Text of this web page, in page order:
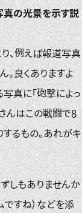
真の光景を示す説
、例えば報道写真
。良くありますよ
真に「砲撃によっ
はこの戦闘で8
るもの。あれがキ
しもありませんか
ですね）などを添